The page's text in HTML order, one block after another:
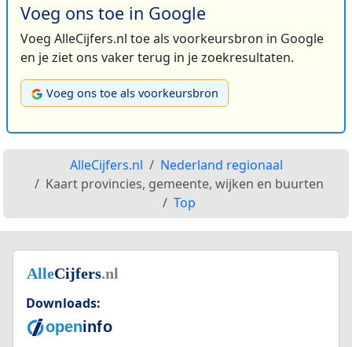
Voeg ons toe in Google
Voeg AlleCijfers.nl toe als voorkeursbron in Google
en je ziet ons vaker terug in je zoekresultaten.
Voeg ons toe als voorkeursbron
AlleCijfers.nl
Nederland regionaal
Kaart provincies, gemeente, wijken en buurten
Top
Downloads: